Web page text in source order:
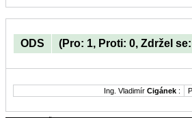
ODS (Pro: 1, Proti: 0, Zdržel
Ing. Vladimír Cigánek :